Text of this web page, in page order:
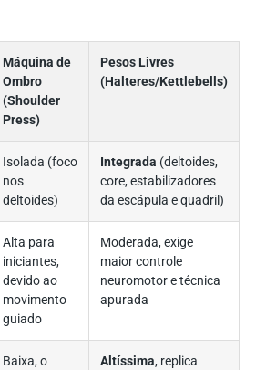
Máquina de
Ombro
(Shoulder
Press)
Pesos Livres
(Halteres/Kettlebells)
Isolada (foco
nos
deltoides)
Integrada (deltoides,
core, estabilizadores
da escápula e quadril)
Alta para
iniciantes,
devido ao
movimento
guiado
Moderada, exige
maior controle
neuromotor e técnica
apurada
Baixa, o
Altíssima, replica